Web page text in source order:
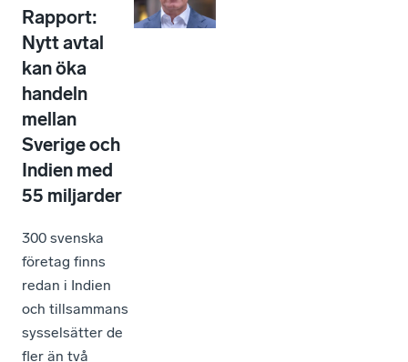
Rapport:
Nytt avtal
kan öka
handeln
mellan
Sverige och
Indien med
55 miljarder
300 svenska
företag finns
redan i Indien
och tillsammans
sysselsätter de
fler än två